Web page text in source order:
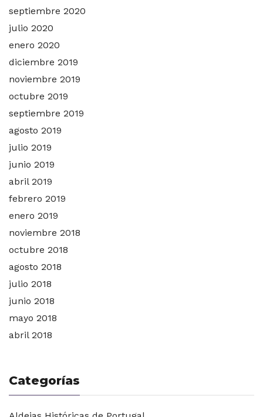
septiembre 2020
julio 2020
enero 2020
diciembre 2019
noviembre 2019
octubre 2019
septiembre 2019
agosto 2019
julio 2019
junio 2019
abril 2019
febrero 2019
enero 2019
noviembre 2018
octubre 2018
agosto 2018
julio 2018
junio 2018
mayo 2018
abril 2018
Categorías